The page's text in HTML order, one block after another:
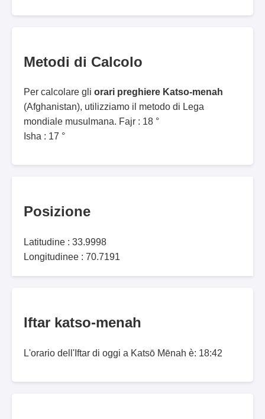
Metodi di Calcolo
Per calcolare gli orari preghiere Katso-menah
(Afghanistan), utilizziamo il metodo di Lega
mondiale musulmana. Fajr : 18 °
Isha : 17 °
Posizione
Latitudine : 33.9998
Longitudinee : 70.7191
Iftar katso-menah
L'orario dell'Iftar di oggi a Katsō Mēnah è: 18:42